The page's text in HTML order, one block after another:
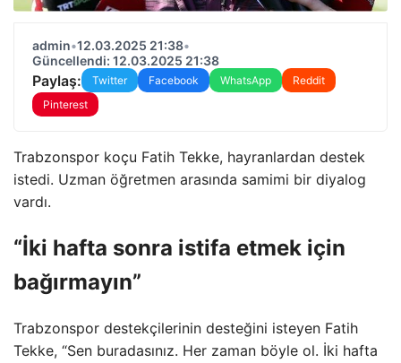
admin•12.03.2025 21:38•
Güncellendi: 12.03.2025 21:38
Paylaş: Twitter Facebook WhatsApp
Reddit
Pinterest
Trabzonspor koçu Fatih Tekke, hayranlardan destek
istedi. Uzman öğretmen arasında samimi bir diyalog
vardı.
“İki hafta sonra istifa etmek için
bağırmayın”
Trabzonspor destekçilerinin desteğini isteyen Fatih
Tekke, “Sen buradasınız. Her zaman böyle ol. İki hafta